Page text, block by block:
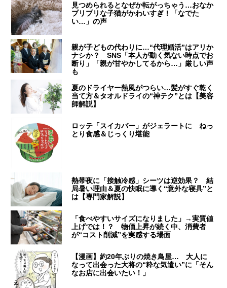
見つめられるとなぜか転がっちゃう…おなか
プリプリな子猫がかわいすぎ！「なでた
い…」の声
親が子どもの代わりに…“代理婚活”はアリか
ナシか？ SNS「本人が動く気ない時点でお
断り」「親が甘やかしてるから…」厳しい声
も
夏のドライヤー熱風がつらい…髪がすぐ乾く
当て方＆タオルドライの“神テク”とは【美容
師解説】
ロッテ「スイカバー」がジェラートに ねっ
とり食感＆じっくり堪能
熱帯夜に「接触冷感」シーツは逆効果？ 結
局暑い理由＆夏の快眠に導く“意外な寝具”と
は【専門家解説】
「食べやすいサイズになりました」→実質値
上げでは！？ 物価上昇が続く中、消費者
が“コスト削減”を実感する場面
【漫画】約20年ぶりの焼き鳥屋… 大人に
なって出会った大将の“粋な気遣い”に「そん
なお店に出会いたい！」